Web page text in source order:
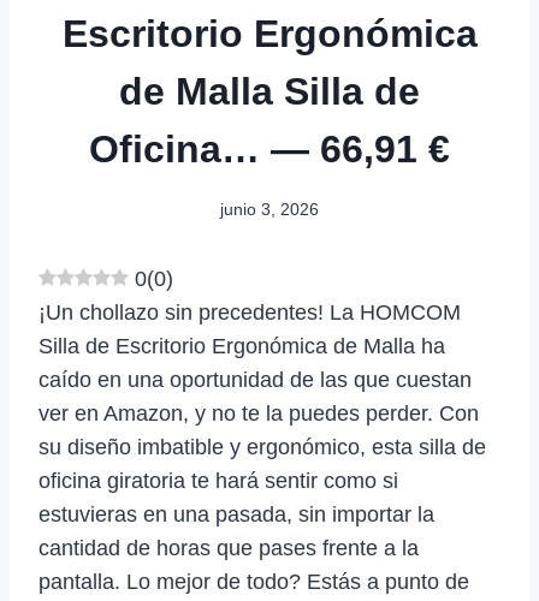
Escritorio Ergonómica
de Malla Silla de
Oficina… — 66,91 €
junio 3, 2026
0(0)
¡Un chollazo sin precedentes! La HOMCOM
Silla de Escritorio Ergonómica de Malla ha
caído en una oportunidad de las que cuestan
ver en Amazon, y no te la puedes perder. Con
su diseño imbatible y ergonómico, esta silla de
oficina giratoria te hará sentir como si
estuvieras en una pasada, sin importar la
cantidad de horas que pases frente a la
pantalla. Lo mejor de todo? Estás a punto de